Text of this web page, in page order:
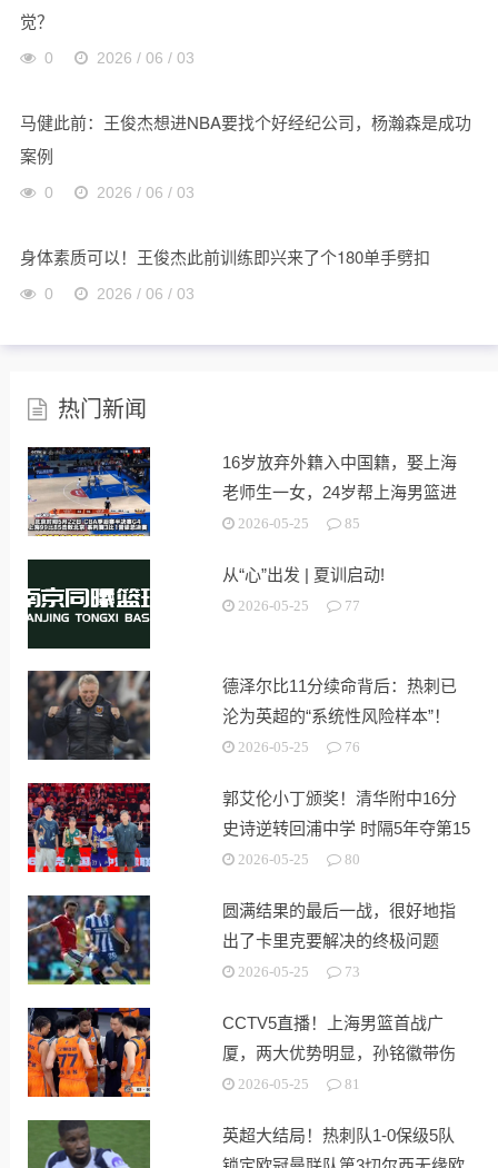
觉？
0 2026 / 06 / 03
马健此前：王俊杰想进NBA要找个好经纪公司，杨瀚森是成功
案例
0 2026 / 06 / 03
身体素质可以！王俊杰此前训练即兴来了个180单手劈扣
0 2026 / 06 / 03
热门新闻
16岁放弃外籍入中国籍，娶上海
老师生一女，24岁帮上海男篮进
决赛
2026-05-25 85
从“心”出发 | 夏训启动!
2026-05-25 77
德泽尔比11分续命背后：热刺已
沦为英超的“系统性风险样本”！
2026-05-25 76
郭艾伦小丁颁奖！清华附中16分
史诗逆转回浦中学 时隔5年夺第15
冠2026-05-25 80
圆满结果的最后一战，很好地指
出了卡里克要解决的终极问题
2026-05-25 73
CCTV5直播！上海男篮首战广
厦，两大优势明显，孙铭徽带伤
出战！
2026-05-25 81
英超大结局！热刺队1-0保级5队